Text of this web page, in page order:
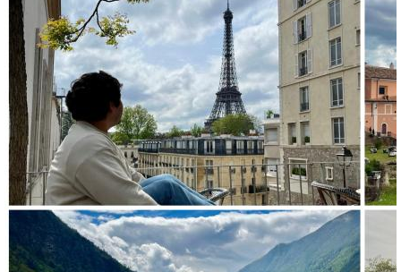
williams_collage.jpg